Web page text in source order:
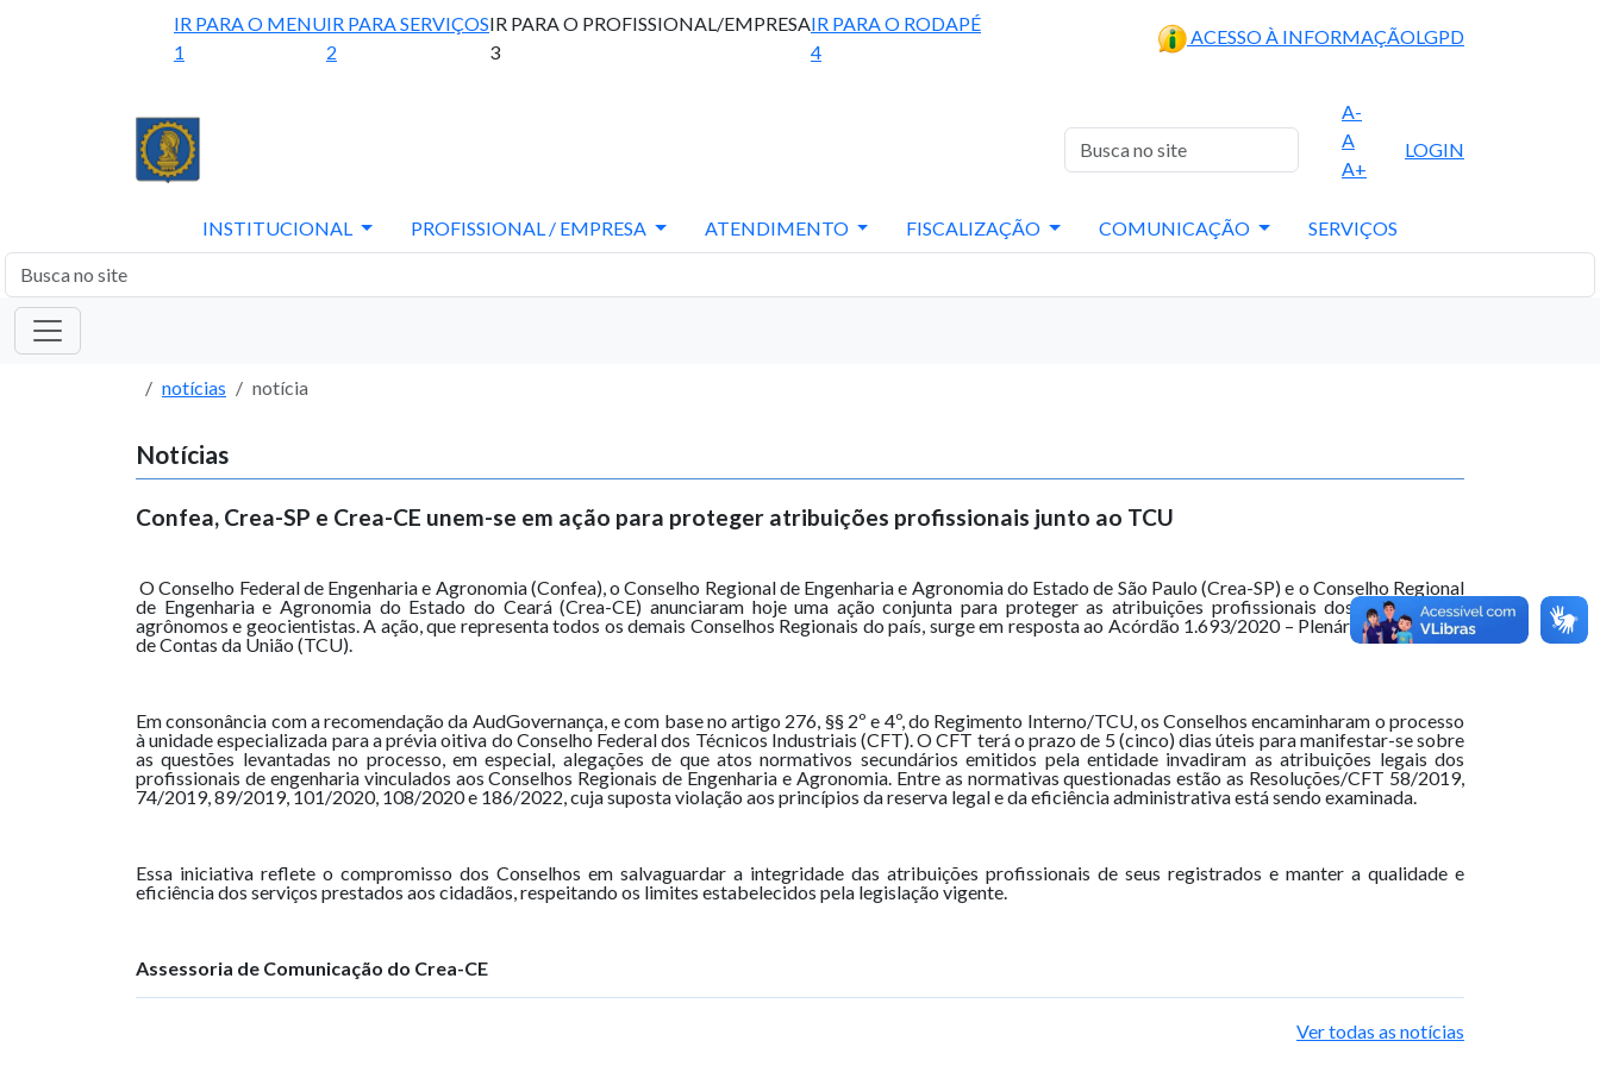
IR PARA O MENU
1
IR PARA SERVIÇOS
2
IR PARA O PROFISSIONAL/EMPRESA
3
IR PARA O RODAPÉ
4
ACESSO À INFORMAÇÃOLGPD
A-
A
A+
LOGIN
INSTITUCIONAL PROFISSIONAL / EMPRESA ATENDIMENTO FISCALIZAÇÃO COMUNICAÇÃO SERVIÇOS
notícias notícia
Notícias
Confea, Crea-SP e Crea-CE unem-se em ação para proteger atribuições profissionais junto ao TCU
O Conselho Federal de Engenharia e Agronomia (Confea), o Conselho Regional de Engenharia e Agronomia do Estado de São Paulo (Crea-SP) e o Conselho Regional
de Engenharia e Agronomia do Estado do Ceará (Crea-CE) anunciaram hoje uma ação conjunta para proteger as atribuições profissionais dos engenheiros,
agrônomos e geocientistas. A ação, que representa todos os demais Conselhos Regionais do país, surge em resposta ao Acórdão 1.693/2020 – Plenário do Tribunal
de Contas da União (TCU).
Em consonância com a recomendação da AudGovernança, e com base no artigo 276, §§ 2º e 4º, do Regimento Interno/TCU, os Conselhos encaminharam o processo
à unidade especializada para a prévia oitiva do Conselho Federal dos Técnicos Industriais (CFT). O CFT terá o prazo de 5 (cinco) dias úteis para manifestar-se sobre
as questões levantadas no processo, em especial, alegações de que atos normativos secundários emitidos pela entidade invadiram as atribuições legais dos
profissionais de engenharia vinculados aos Conselhos Regionais de Engenharia e Agronomia. Entre as normativas questionadas estão as Resoluções/CFT 58/2019,
74/2019, 89/2019, 101/2020, 108/2020 e 186/2022, cuja suposta violação aos princípios da reserva legal e da eficiência administrativa está sendo examinada.
Essa iniciativa reflete o compromisso dos Conselhos em salvaguardar a integridade das atribuições profissionais de seus registrados e manter a qualidade e
eficiência dos serviços prestados aos cidadãos, respeitando os limites estabelecidos pela legislação vigente.
Assessoria de Comunicação do Crea-CE
Ver todas as notícias